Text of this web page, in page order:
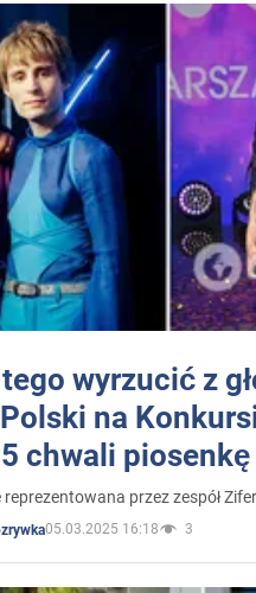
wyrzucić z
na
chwali
reprezentowana przez zespół
05.03.2025 16:18 3